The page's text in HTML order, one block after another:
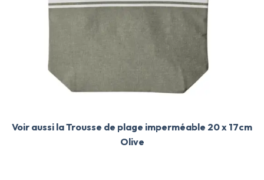
Voir aussi la Trousse de plage imperméable 20 x 17cm
Olive